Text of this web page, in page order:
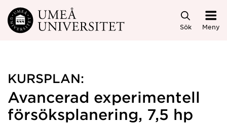
Hoppa direkt till innehållet
Sök Meny
KURSPLAN:
Avancerad experimentell
försöksplanering, 7,5 hp